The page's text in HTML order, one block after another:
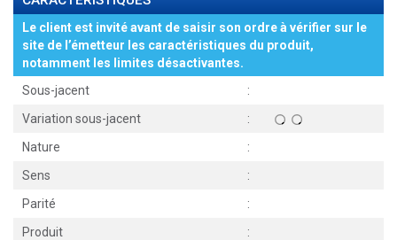
Le client est invité avant de saisir son ordre à vérifier sur le
site de l’émetteur les caractéristiques du produit,
notamment les limites désactivantes.
Sous-jacent
:
Variation sous-jacent
:
Nature
:
Sens
:
Parité
:
Produit
: